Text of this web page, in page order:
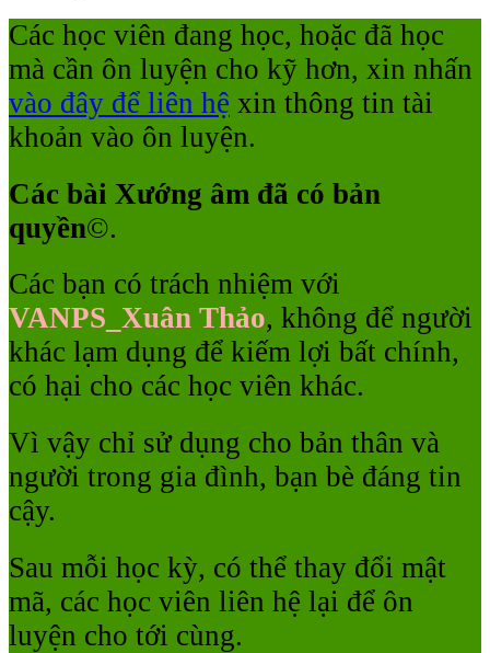
Các học viên đang học, hoặc đã học
mà cần ôn luyện cho kỹ hơn, xin nhấn
vào đây để liên hệ xin thông tin tài
khoản vào ôn luyện.
Các bài Xướng âm đã có bản
quyền©.
Các bạn có trách nhiệm với
VANPS_Xuân Thảo, không để người
khác lạm dụng để kiếm lợi bất chính,
có hại cho các học viên khác.
Vì vậy chỉ sử dụng cho bản thân và
người trong gia đình, bạn bè đáng tin
cậy.
Sau mỗi học kỳ, có thể thay đổi mật
mã, các học viên liên hệ lại để ôn
luyện cho tới cùng.